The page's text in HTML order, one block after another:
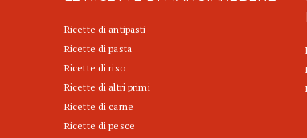
Ricette di antipasti
Ricette di pasta
Ricette di riso
Ricette di altri primi
Ricette di carne
Ricette di pesce